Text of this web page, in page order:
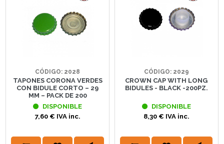
CÓDIGO: 2028
TAPONES CORONA VERDES
CON BIDULE CORTO – 29
MM – PACK DE 200
DISPONIBLE
7,60 € IVA inc.
CÓDIGO: 2029
CROWN CAP WITH LONG
BIDULES - BLACK -200PZ.
DISPONIBLE
8,30 € IVA inc.